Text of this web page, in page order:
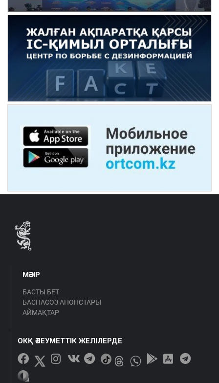
МӘЗІР
БАСТЫ БЕТ
БАСПАСӨЗ АНОНСТАРЫ
АЙМАҚТАР
ОКҚ ӘЛЕУМЕТТІК ЖЕЛІЛЕРДЕ